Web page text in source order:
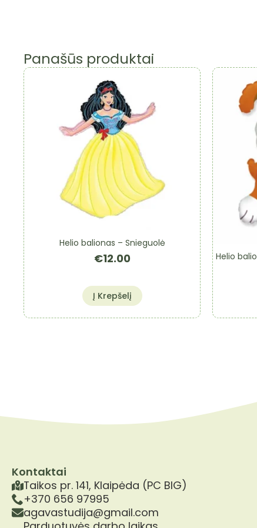
Panašūs produktai
Helio balionas – Snieguolė
€12.00
Į Krepšelį
Helio
Kontaktai
Taikos pr. 141, Klaipėda (PC BIG)
+370 656 97995
agavastudija@gmail.com